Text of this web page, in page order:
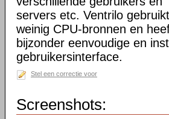
servers etc. Ventrilo gebruikt
weinig CPU-bronnen en
bijzonder eenvoudige en
gebruikersinterface.
Stel een correctie voor
Screenshots: